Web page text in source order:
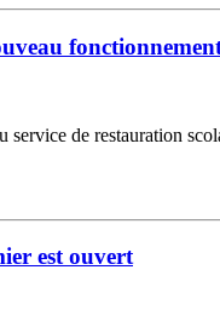
de restauration
est ouvert